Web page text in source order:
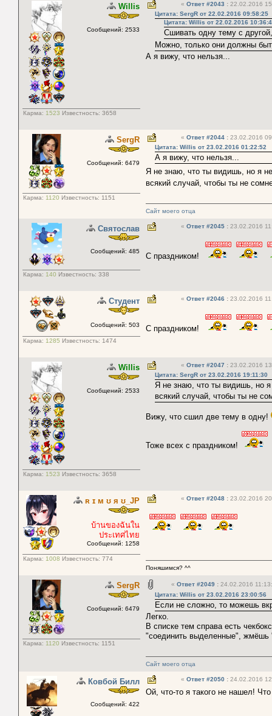
Willis
Сообщений: 2533
Карма: 1523 Известность: 3658
« Ответ #2043 : 22.02.2016
Цитата: SergR от 22.02.2016 09:58:25
Цитата: Willis от 22.02.2016
Сшивать одну тему с
Можно, только они должны
А я вижу, что нельзя...
SergR
Сообщений: 6479
Карма: 1120 Известность: 1151
« Ответ #2044 : 23.02.2016
Цитата: Willis от 23.02.2016 01:22:52
А я вижу, что нельзя...
Я не знаю, что ты видишь, но я
всякий случай, чтобы ты не
Сайт моего отца
Святослав
Сообщений: 485
Карма: 140 Известность: 338
« Ответ #2045 : 23.02.2016
С праздником!
Студент
Сообщений: 503
Карма: 1285 Известность: 1474
« Ответ #2046 : 23.02.2016
С праздником!
Willis
Сообщений: 2533
Карма: 1523 Известность: 3658
« Ответ #2047 : 23.02.2016
Цитата: SergR от 23.02.2016 19:11:30
Я не знаю, что ты видишь, но
всякий случай, чтобы ты не
Вижу, что сшил две тему в одну!
Тоже всех с праздником!
ʀ ɪ м ʊ я ʊ_JP
บ้านของฉันใน
ประเทศไทย
Сообщений: 1258
Карма: 1008 Известность: 774
« Ответ #2048 : 23.02.2016
Поняшимся? ^^
SergR
Сообщений: 6479
Карма: 1120 Известность: 1151
« Ответ #2049 : 24.02.2016
Цитата: Willis от 23.02.2016 23:00:56
Если не сложно, то можешь
Легко.
В списке тем справа есть
"соединить выделенные", жмёшь
Сайт моего отца
Ковбой Билл
Сообщений: 422
« Ответ #2050 : 24.02.2016
Ой, что-то я такого не нашел!